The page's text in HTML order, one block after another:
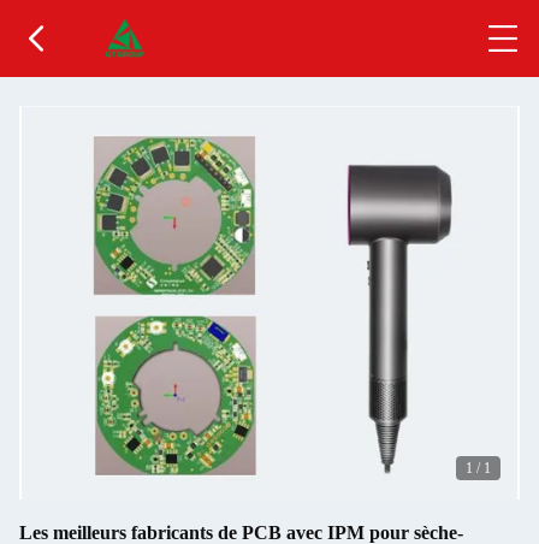
1 / 1
Les meilleurs fabricants de PCB avec IPM pour sèche-